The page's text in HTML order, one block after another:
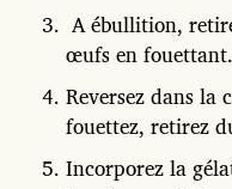
A ébullition,
œufs en fouettant.
Reversez dans la
fouettez, retirez
Incorporez la